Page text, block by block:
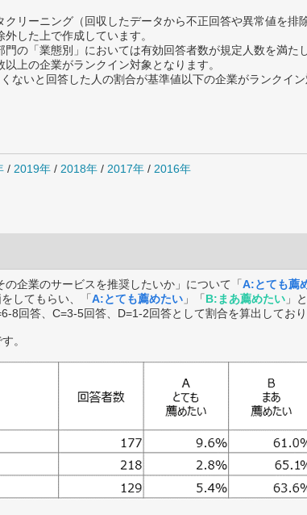
リーニング（回収したデータから不正回答や異常値を排除
した上で作成しています。
の「業態別」においては有効回答者数が規定人数を満た
上の企業がランクイン対象となります。
いと回答した人の割合が基準値以下の企業がランクイン
/ 2019年 / 2018年 / 2017年 / 2016年
企業のサービスを推奨したいか」について「A:とても薦
してもらい、「A:とても薦めたい 」「B:まあ薦めたい 」
回答、C=3-5回答、D=1-2回答として割合を算出しており
。